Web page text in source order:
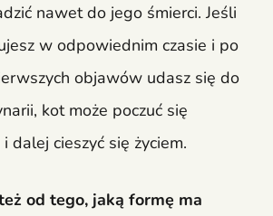
nawet do jego śmierci. Jeśli
w odpowiednim czasie i po
objawów udasz się do
kot może poczuć się
dalej cieszyć się życiem.
od tego, jaką formę ma